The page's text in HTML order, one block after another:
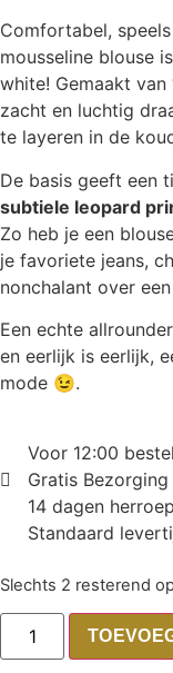
Comfortabel,
mousseline blouse
white! Gemaakt van
zacht en luchtig
te layeren in de
De basis geeft een
subtiele leopard
Zo heb je een
je favoriete jeans,
nonchalant over
Een echte
en eerlijk is eerlijk,
mode 😉.
Voor 12:00
Gratis
14 dagen
Standaard
Slechts 2 resterend